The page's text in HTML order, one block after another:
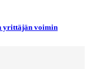
yrittäjän voimin